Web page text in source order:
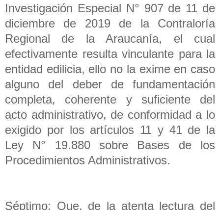
Investigación Especial N° 907 de 11 de
diciembre de 2019 de la Contraloría
Regional de la Araucanía, el cual
efectivamente resulta vinculante para la
entidad edilicia, ello no la exime en caso
alguno del deber de fundamentación
completa, coherente y suficiente del
acto administrativo, de conformidad a lo
exigido por los artículos 11 y 41 de la
Ley N° 19.880 sobre Bases de los
Procedimientos Administrativos.
Séptimo: Que, de la atenta lectura del